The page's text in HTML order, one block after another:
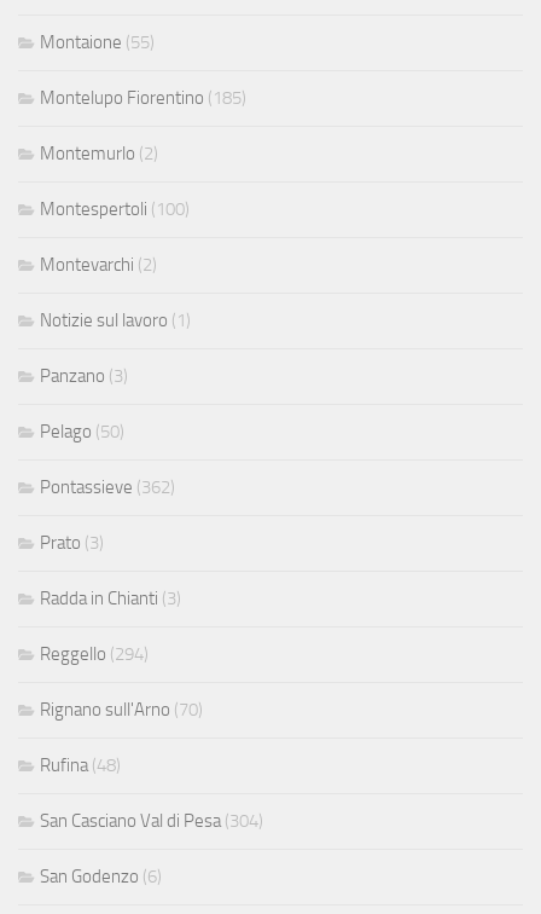
Montaione (55)
Montelupo Fiorentino (185)
Montemurlo (2)
Montespertoli (100)
Montevarchi (2)
Notizie sul lavoro (1)
Panzano (3)
Pelago (50)
Pontassieve (362)
Prato (3)
Radda in Chianti (3)
Reggello (294)
Rignano sull'Arno (70)
Rufina(48)
San Casciano Val di Pesa(304)
San Godenzo (6)